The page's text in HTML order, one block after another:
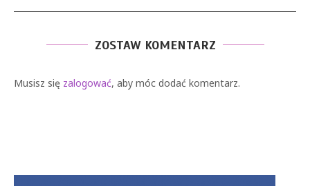
ZOSTAW KOMENTARZ
Musisz się zalogować, aby móc dodać komentarz.